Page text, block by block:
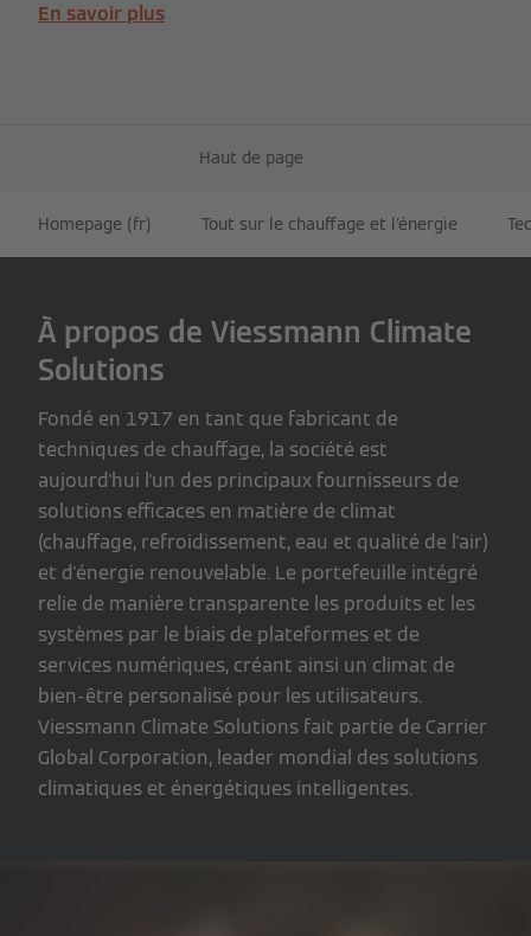
En savoir plus
Haut de page
Homepage (fr) Tout sur le chauffage et l'énergie
À propos de Viessmann Climate
Solutions
Fondé en 1917 en tant que fabricant de
techniques de chauffage, la société est
aujourd'hui l'un des principaux fournisseurs de
solutions efficaces en matière de climat
(chauffage, refroidissement, eau et qualité de l'air)
et d'énergie renouvelable. Le portefeuille intégré
relie de manière transparente les produits et les
systèmes par le biais de plateformes et de
services numériques, créant ainsi un climat de
bien-être personalisé pour les utilisateurs.
Viessmann Climate Solutions fait partie de Carrier
Global Corporation, leader mondial des solutions
climatiques et énergétiques intelligentes.